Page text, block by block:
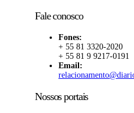
Fale conosco
Fones:
+ 55 81 3320-2020
+ 55 81 9 9217-0191
Email:
Nossos portais